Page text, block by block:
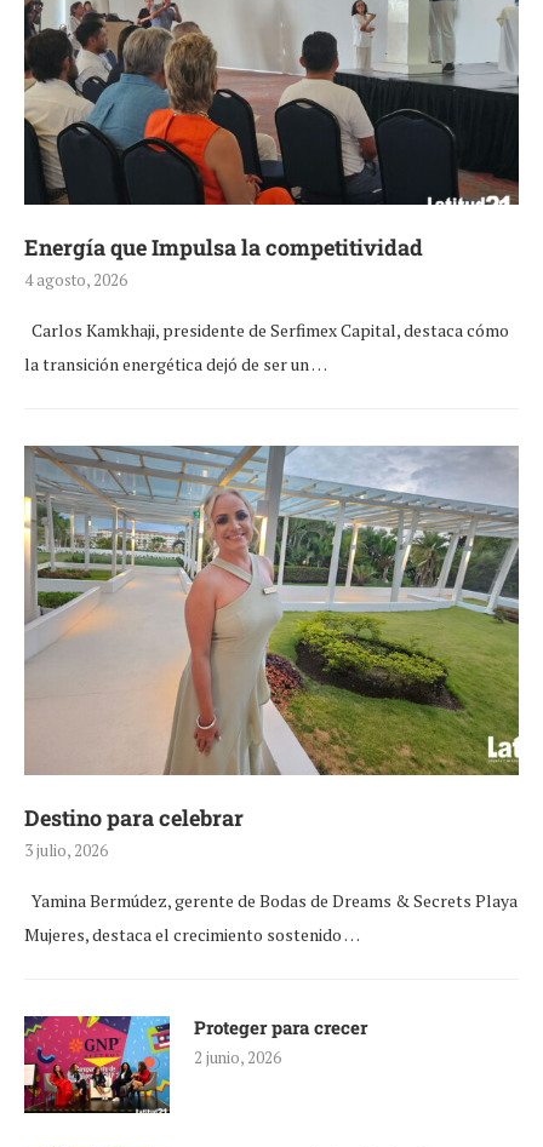
Energía que Impulsa la competitividad
4 agosto, 2026
Carlos Kamkhaji, presidente de Serfimex Capital, destaca cómo
la transición energética dejó de ser un …
Destino para celebrar
3 julio, 2026
Yamina Bermúdez, gerente de Bodas de Dreams & Secrets Playa
Mujeres, destaca el crecimiento sostenido …
Proteger para crecer
2 junio, 2026